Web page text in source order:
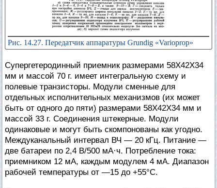
Рис. 14.27. Передатчик аппаратуры Grundig «Varioprop»
Супергетеродинный приемник размерами 58X42X34
мм и массой 70 г. имеет интегральную схему и
полевые транзисторы. Модули сменные для
отдельных исполнительных механизмов (их может
быть от одного до пяти) размерами 58X42X34 мм и
массой 33 г. Соединения штекерные. Модули
одинаковые и могут быть скомпонованы как угодно.
Междуканальный интервал ВЧ — 20 кГц. Питание —
две батареи по 2,4 В/500 мА·ч. Потребление тока:
приемником 12 мА, каждым модулем 4 мА. Диапазон
рабочей температуры от —15 до +55°С.